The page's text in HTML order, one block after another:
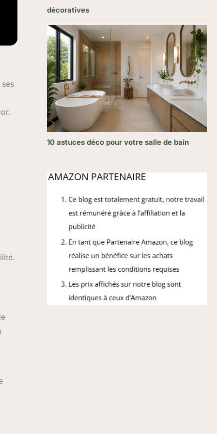
décoratives
10 astuces déco pour votre salle de bain